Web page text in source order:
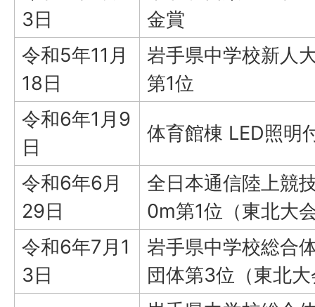
3日
金賞
令和5年11月
18日
岩手県中学校新人
第1位
令和6年1月9
日
体育館棟 LED照明
令和6年6月
29日
全日本通信陸上競
0m第1位（東北大
令和6年7月1
3日
岩手県中学校総合
団体第3位（東北